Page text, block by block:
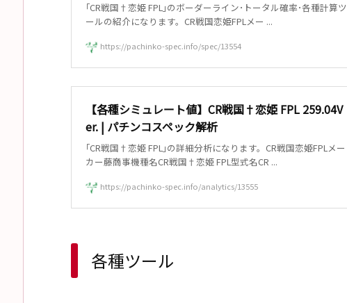
｢CR戦国†恋姫 FPL｣のボーダーライン･トータル確率･各種計算ツ
ールの紹介になります。CR戦国恋姫FPLメー ...
https://pachinko-spec.info/spec/13554
【各種シミュレート値】CR戦国†恋姫 FPL 259.04V
er. | パチンコスペック解析
｢CR戦国†恋姫 FPL｣の詳細分析になります。CR戦国恋姫FPLメー
カー藤商事機種名CR戦国†恋姫 FPL型式名CR ...
https://pachinko-spec.info/analytics/13555
各種ツール